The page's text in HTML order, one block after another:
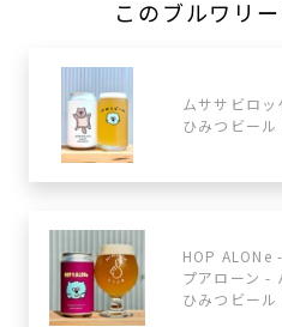
このブルワリ
ムササビロッ
ひみつビー
HOP
プアローン -
ひみつビー